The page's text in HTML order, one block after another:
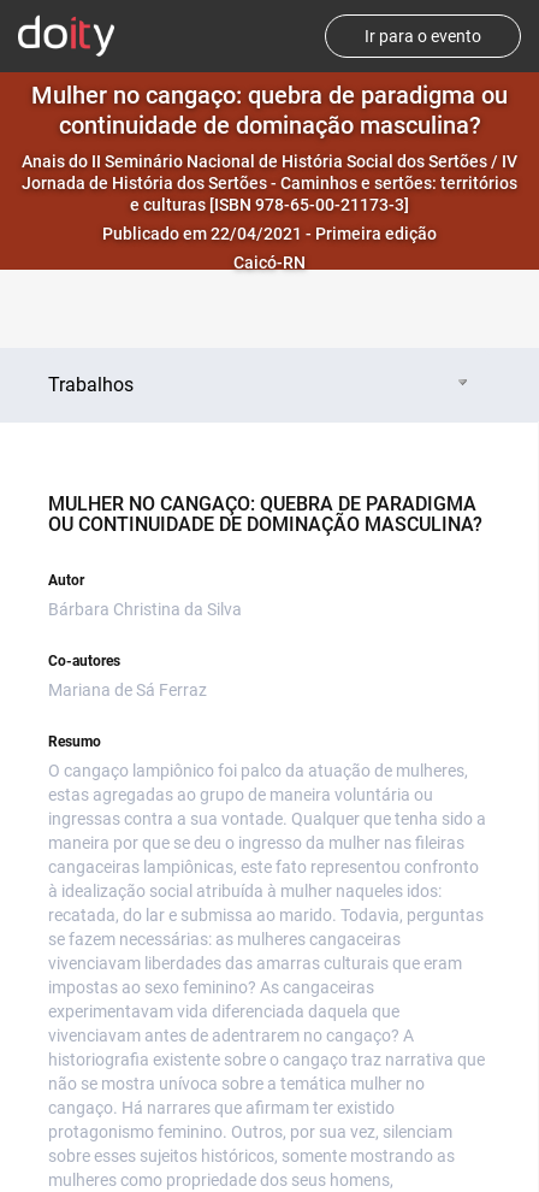
Ir para o evento
Mulher no cangaço: quebra de paradigma ou
continuidade de dominação masculina?
Anais do II Seminário Nacional de História Social dos Sertões / IV
Jornada de História dos Sertões - Caminhos e sertões: territórios
e culturas [ISBN 978-65-00-21173-3]
Publicado em 22/04/2021 - Primeira edição
Caicó-RN
Trabalhos
MULHER NO CANGAÇO: QUEBRA DE PARADIGMA
OU CONTINUIDADE DE DOMINAÇÃO MASCULINA?
Autor
Bárbara Christina da Silva
Co-autores
Mariana de Sá Ferraz
Resumo
O cangaço lampiônico foi palco da atuação de mulheres,
estas agregadas ao grupo de maneira voluntária ou
ingressas contra a sua vontade. Qualquer que tenha sido a
maneira por que se deu o ingresso da mulher nas fileiras
cangaceiras lampiônicas, este fato representou confronto
à idealização social atribuída à mulher naqueles idos:
recatada, do lar e submissa ao marido. Todavia, perguntas
se fazem necessárias: as mulheres cangaceiras
vivenciavam liberdades das amarras culturais que eram
impostas ao sexo feminino? As cangaceiras
experimentavam vida diferenciada daquela que
vivenciavam antes de adentrarem no cangaço? A
historiografia existente sobre o cangaço traz narrativa que
não se mostra unívoca sobre a temática mulher no
cangaço. Há narrares que afirmam ter existido
protagonismo feminino. Outros, por sua vez, silenciam
sobre esses sujeitos históricos, somente mostrando as
mulheres como propriedade dos seus homens,